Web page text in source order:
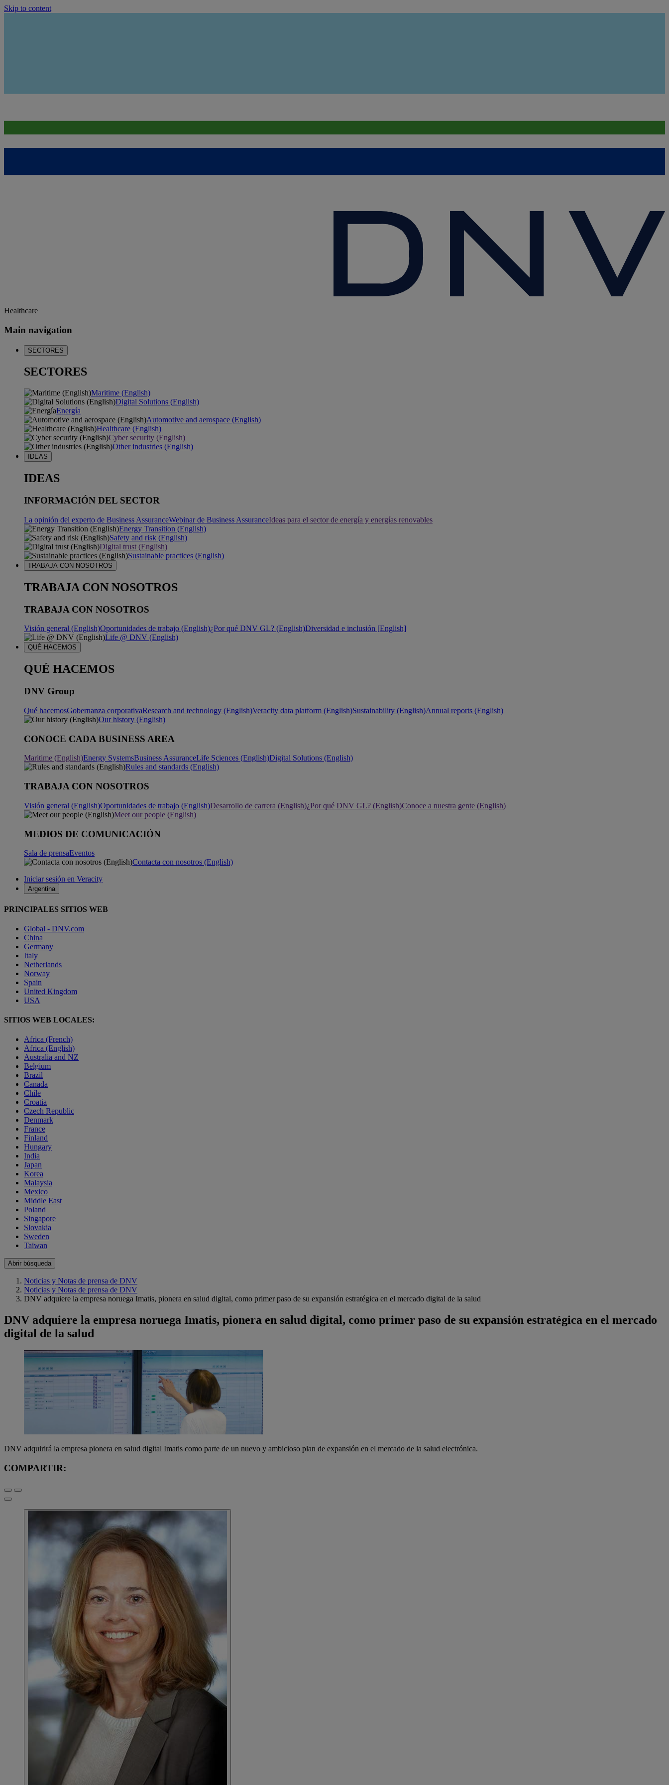
Skip to content
Healthcare
Main navigation
SECTORES
SECTORES
Maritime (English)
Digital Solutions (English)
Energía
Automotive and aerospace (English)
Healthcare (English)
Cyber security (English)
Other industries (English)
IDEAS
IDEAS
INFORMACIÓN DEL SECTOR
La opinión del experto de Business AssuranceWebinar de Business AssuranceIdeas para el sector de energía y energías renovables
Energy Transition (English)
Safety and risk (English)
Digital trust (English)
Sustainable practices (English)
TRABAJA CON NOSOTROS
TRABAJA CON NOSOTROS
TRABAJA CON NOSOTROS
Visión general (English)Oportunidades de trabajo (English)¿Por qué DNV GL? (English)Diversidad e inclusión [English]
Life @ DNV (English)
QUÉ HACEMOS
QUÉ HACEMOS
DNV Group
Qué hacemosGobernanza corporativaResearch and technology (English)Veracity data platform (English)Sustainability (English)Annual reports (English)
Our history (English)
CONOCE CADA BUSINESS AREA
Maritime (English)Energy SystemsBusiness AssuranceLife Sciences (English)Digital Solutions (English)
Rules and standards (English)
TRABAJA CON NOSOTROS
Visión general (English)Oportunidades de trabajo (English)Desarrollo de carrera (English)¿Por qué DNV GL? (English)Conoce a nuestra gente (English)
Meet our people (English)
MEDIOS DE COMUNICACIÓN
Sala de prensaEventos
Contacta con nosotros (English)
Iniciar sesión en Veracity
Argentina
PRINCIPALES SITIOS WEB
Global - DNV.com
China
Germany
Italy
Netherlands
Norway
Spain
United Kingdom
USA
SITIOS WEB LOCALES:
Africa (French)
Africa (English)
Australia and NZ
Belgium
Brazil
Canada
Chile
Croatia
Czech Republic
Denmark
France
Finland
Hungary
India
Japan
Korea
Malaysia
Mexico
Middle East
Poland
Singapore
Slovakia
Sweden
Taiwan
Abrir búsqueda
Noticias y Notas de prensa de DNV
Noticias y Notas de prensa de DNV
DNV adquiere la empresa noruega Imatis, pionera en salud digital, como primer paso de su expansión estratégica en el mercado digital de la salud
DNV adquiere la empresa noruega Imatis, pionera en salud digital, como primer paso de su expansión estratégica en el mercado
digital de la salud
DNV adquirirá la empresa pionera en salud digital Imatis como parte de un nuevo y ambicioso plan de expansión en el mercado de la salud electrónica.
COMPARTIR: